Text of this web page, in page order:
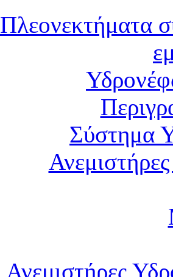
Πλεονεκτήματα
Σύστημα
Ανεμιστήρες